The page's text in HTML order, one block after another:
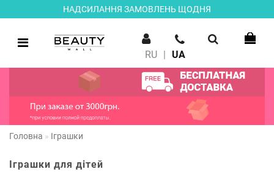
НАДСИЛАННЯ ЗАМОВЛЕНЬ ЩОДНЯ
RU | UA
Головна Іграшки
Іграшки для дітей